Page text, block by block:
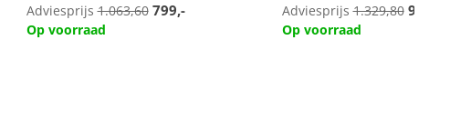
Adviesprijs1.063,60 799,-
Op voorraad
Adviesprijs1.329,80 999,-
Op voorraad